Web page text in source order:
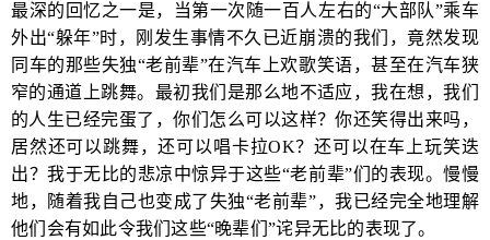
最深的回忆之一是，当第一次随一百人左右的“大部队”乘车
外出“躲年”时，刚发生事情不久已近崩溃的我们，竟然发现
同车的那些失独“老前辈”在汽车上欢歌笑语，甚至在汽车狭
窄的通道上跳舞。最初我们是那么地不适应，我在想，我们
的人生已经完蛋了，你们怎么可以这样？你还笑得出来吗，
居然还可以跳舞，还可以唱卡拉OK？还可以在车上玩笑迭
出？我于无比的悲凉中惊异于这些“老前辈”们的表现。慢慢
地，随着我自己也变成了失独“老前辈”，我已经完全地理解
他们会有如此令我们这些“晚辈们”诧异无比的表现了。